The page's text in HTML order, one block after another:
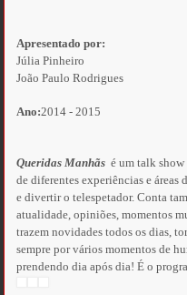
Apresentado por:
Júlia Pinheiro
João Paulo Rodrigues
Ano:2014 - 2015
Queridas Manhãs é um talk
de diferentes experiências e
e divertir o telespetador. Conta
atualidade, opiniões, momentos
trazem novidades todos os dias,
sempre por vários momentos de
prendendo dia após dia! É o